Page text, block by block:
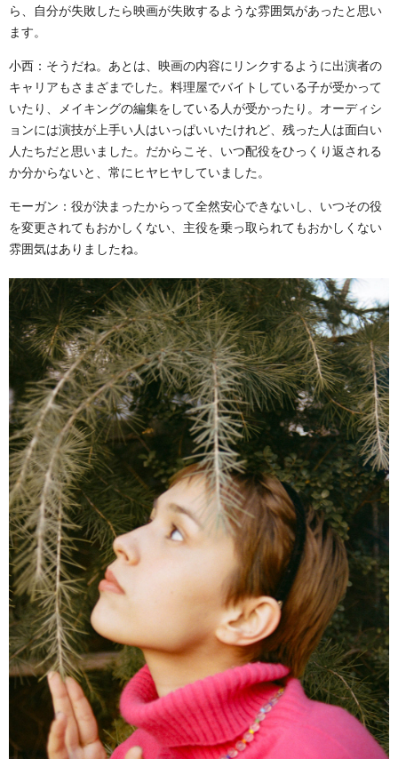
ら、自分が失敗したら映画が失敗するような雰囲気があったと思い
ます。
小西：そうだね。あとは、映画の内容にリンクするように出演者の
キャリアもさまざまでした。料理屋でバイトしている子が受かって
いたり、メイキングの編集をしている人が受かったり。オーディシ
ョンには演技が上手い人はいっぱいいたけれど、残った人は面白い
人たちだと思いました。だからこそ、いつ配役をひっくり返される
か分からないと、常にヒヤヒヤしていました。
モーガン：役が決まったからって全然安心できないし、いつその役
を変更されてもおかしくない、主役を乗っ取られてもおかしくない
雰囲気はありましたね。